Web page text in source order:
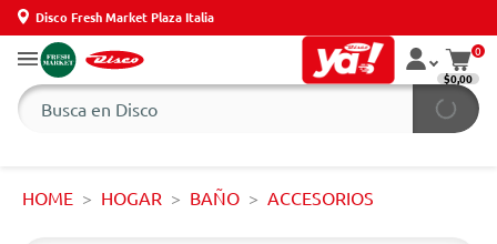
Disco Fresh Market Plaza Italia
0
$0,00
HOME HOGAR BAÑO ACCESORIOS